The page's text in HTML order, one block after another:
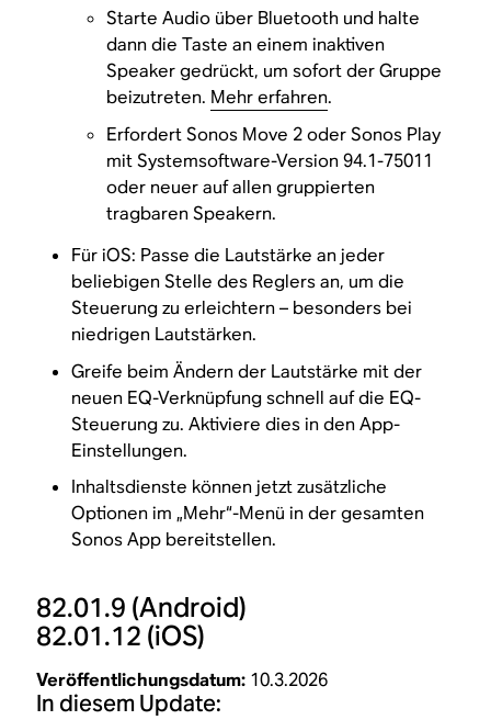
Starte Audio über Bluetooth und halte
dann die Taste an einem inaktiven
Speaker gedrückt, um sofort der Gruppe
beizutreten. Mehr erfahren.
Erfordert Sonos Move 2 oder Sonos Play
mit Systemsoftware-Version 94.1-75011
oder neuer auf allen gruppierten
tragbaren Speakern.
Für iOS: Passe die Lautstärke an jeder
beliebigen Stelle des Reglers an, um die
Steuerung zu erleichtern – besonders bei
niedrigen Lautstärken.
Greife beim Ändern der Lautstärke mit der
neuen EQ-Verknüpfung schnell auf die EQ-
Steuerung zu. Aktiviere dies in den App-
Einstellungen.
Inhaltsdienste können jetzt zusätzliche
Optionen im „Mehr“-Menü in der gesamten
Sonos App bereitstellen.
82.01.9 (Android)
82.01.12 (iOS)
Veröffentlichungsdatum: 10.3.2026
In diesem Update: